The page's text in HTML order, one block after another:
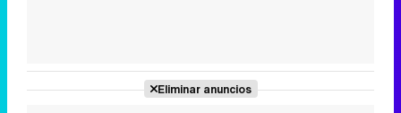
Eliminar anuncios